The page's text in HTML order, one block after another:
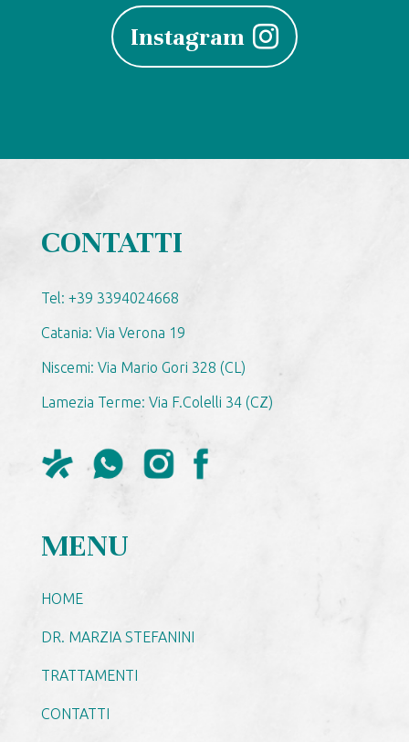
Instagram
CONTATTI
Tel: +39 3394024668
Catania: Via Verona 19
Niscemi: Via Mario Gori 328 (CL)
Lamezia Terme: Via F.Colelli 34 (CZ)
MENU
HOME
DR. MARZIA STEFANINI
TRATTAMENTI
CONTATTI